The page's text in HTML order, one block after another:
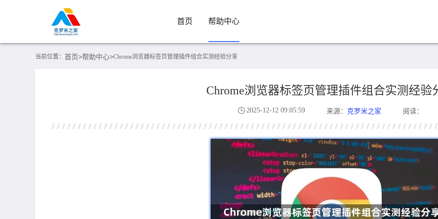
首页 帮助中心
当前位置： 首页>帮助中心>Chrome浏览器标签页管理插件组合实测经验分享
Chrome浏览器标签页管理插件组合实测经验
2025-12-12 09:05:59 来源： 克罗米之家 阅读：